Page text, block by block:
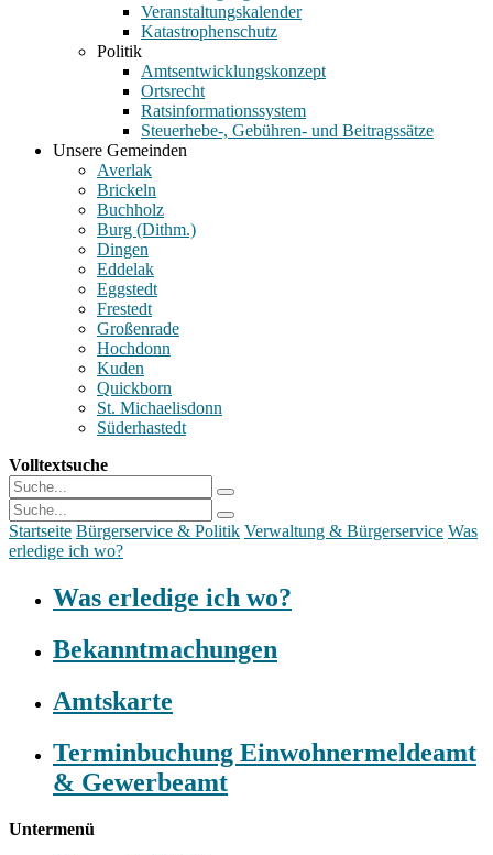
Veranstaltungskalender
Katastrophenschutz
Politik
Amtsentwicklungskonzept
Ortsrecht
Ratsinformationssystem
Steuerhebe-, Gebühren- und Beitragssätze
Unsere Gemeinden
Averlak
Brickeln
Buchholz
Burg (Dithm.)
Dingen
Eddelak
Eggstedt
Frestedt
Großenrade
Hochdonn
Kuden
Quickborn
St. Michaelisdonn
Süderhastedt
Volltextsuche
Startseite Bürgerservice & Politik Verwaltung & Bürgerservice Was
erledige ich wo?
Was erledige ich wo?
Bekanntmachungen
Amtskarte
Terminbuchung Einwohnermeldeamt
& Gewerbeamt
Untermenü